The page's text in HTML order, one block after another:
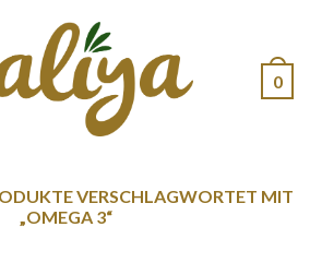
0
VERSCHLAGWORTET MIT
„OMEGA 3“